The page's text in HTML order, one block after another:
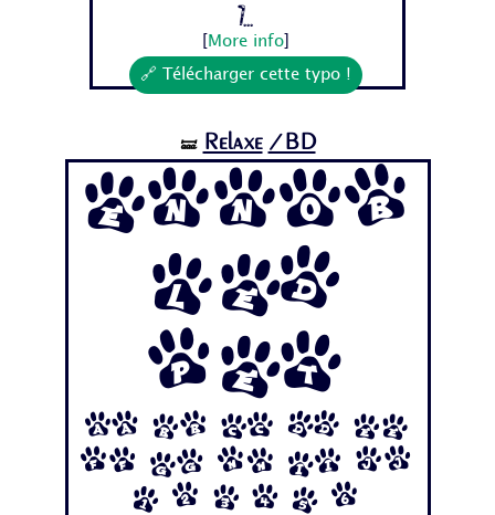
7...
More info]
🔗 Télécharger cette typo !
🝛 Relaxe /BD
Ennob
led
Pet
Aa Bb Cc Dd Ee
Ff Gg Hh Ii Jj
1 2 3 4 5 6